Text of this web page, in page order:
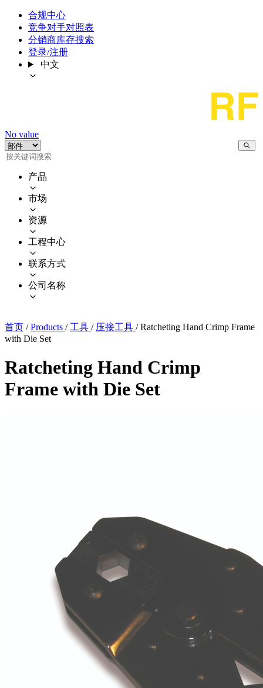
合规中心
竞争对手对照表
分销商库存搜索
登录/注册
中文
No value
产品
市场
资源
工程中心
联系方式
公司名称
首页 / Products / 工具 / 压接工具 / Ratcheting Hand Crimp Frame
with Die Set
Ratcheting Hand Crimp
Frame with Die Set